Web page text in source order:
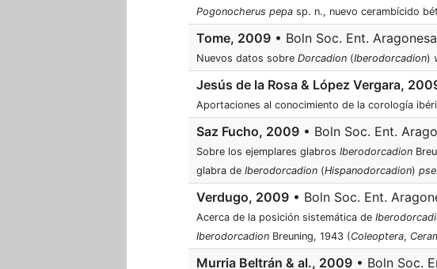
Pogonocherus pepa sp. n., nuevo cerambícido
Tome, 2009 • Boln Soc. Ent.
Nuevos datos sobre Dorcadion (Iberodorcadion)
Jesús de la Rosa & López Vergara,
Aportaciones al conocimiento de la corología
Saz Fucho, 2009 • Boln Soc. Ent.
Sobre los ejemplares glabros Iberodorcadion
glabra de Iberodorcadion (Hispanodorcadion)
Verdugo, 2009 • Boln Soc. Ent.
Acerca de la posición sistemática de
Iberodorcadion Breuning, 1943 (Coleoptera,
Murria Beltrán & al., 2009 • Boln Soc.